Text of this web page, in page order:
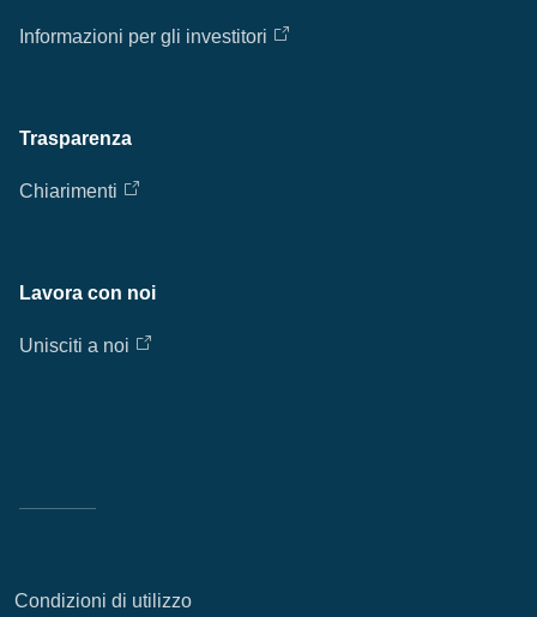
Informazioni per gli investitori
Trasparenza
Chiarimenti
Lavora con noi
Unisciti a noi
Condizioni di utilizzo